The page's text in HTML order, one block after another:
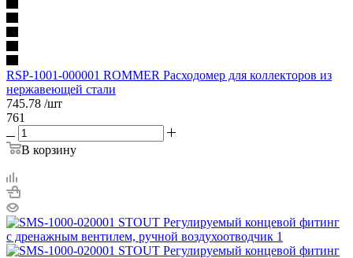
RSP-1001-000001 ROMMER Расходомер для коллекторов из
нержавеющей стали
745.78 /шт
761
В корзину